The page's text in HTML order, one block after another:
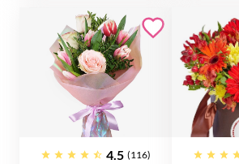
4.5 (116)